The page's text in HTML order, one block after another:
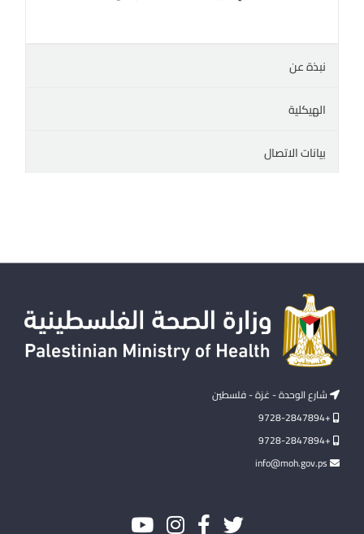
نبذة عن
الهيكلية
بيانات الاتصال
شارع الوحدة - غزة - فلسطين
+9728-2847894
+9728-2847894